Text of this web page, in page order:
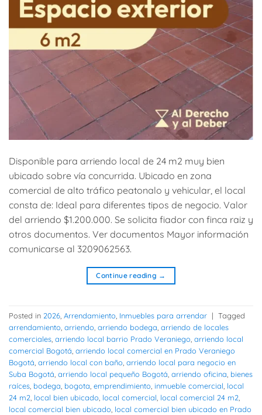
Disponible para arriendo local de 24 m2 muy bien
ubicado sobre vía concurrida. Ubicado en zona
comercial de alto tráfico peatonalo y vehicular, el local
consta de: Ideal para diferentes tipos de negocio. Valor
del arriendo $1.200.000. Se solicita fiador con finca raiz y
otros documentos. Ver documentos Mayor información
comunicarse al 3209062563.
Continue reading →
Posted in 2026 Arrendamiento Inmuebles para arrendar | Tagged
arrendamiento arriendo arriendo bodega arriendo de locales
comerciales arriendo local barrio Prado Veraniego arriendo local
comercial Bogotá arriendo local comercial en Prado Veraniego
Bogotá arriendo local con baño arriendo local para negocio en
Suba Bogotá arriendo local pequeño Bogotá arriendo oficina bienes
raíces bodega bogota emprendimiento inmueble comercial local
24 m2 local bien ubicado local comercial local comercial 24 m2
local comercial bien ubicado local comercial bien ubicado en Prado